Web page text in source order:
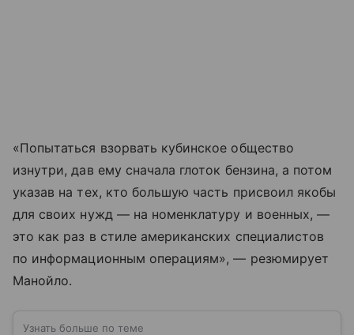
«Попытаться взорвать кубинское общество
изнутри, дав ему сначала глоток бензина, а потом
указав на тех, кто большую часть присвоил якобы
для своих нужд — на номенклатуру и военных, —
это как раз в стиле американских специалистов
по информационным операциям», — резюмирует
Манойло.
Узнать больше по теме